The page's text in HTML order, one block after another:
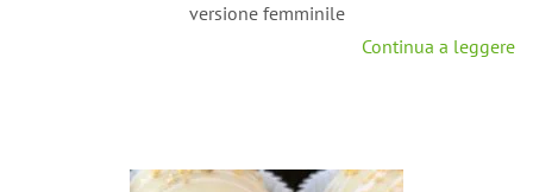
versione femminile
Continua a leggere